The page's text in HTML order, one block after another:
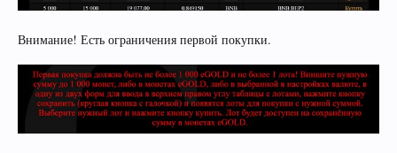
Внимание! Есть ограничения первой покупки.